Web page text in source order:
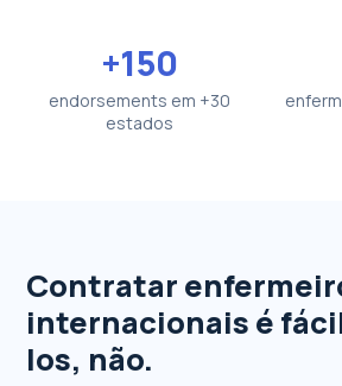
+150
endorsements em +30
estados
Contratar
internacionais é
los, não.